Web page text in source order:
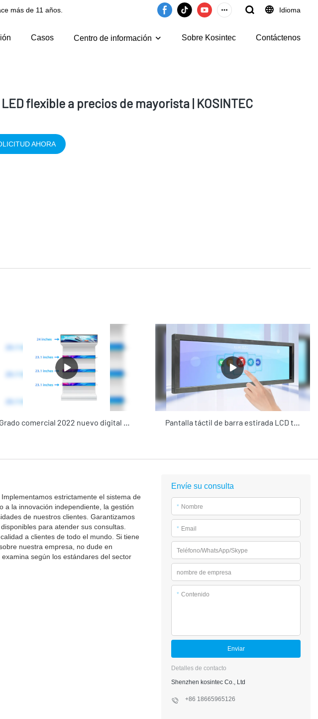
más de 11 años. Idioma
Casos Centro de información Sobre Kosintec Contáctenos
flexible a precios de mayorista | KOSINTEC
AHORA
Grado comercial 2022 nuevo digital de 24 pulgadas LCD ultrafino barra estirada publicidad señalización digital para supermercados Pantalla táctil de barra estirada LCD tipo barra de grado comercial de fabricación de 36,5 "con anuncios de reproducción de Android para estantes
estrictamente el sistema de
a la innovación independiente, la gestión
de nuestros clientes. Garantizamos
para atender sus consultas.
a clientes de todo el mundo. Si tiene
nuestra empresa, no dude en
según los estándares del sector
Envíe su consulta
* Nombre
* Email
Teléfono/WhatsApp/Skype
nombre de empresa
* Contenido
Enviar
Detalles de contacto
Shenzhen kosintec Co., Ltd
+86 18665965126